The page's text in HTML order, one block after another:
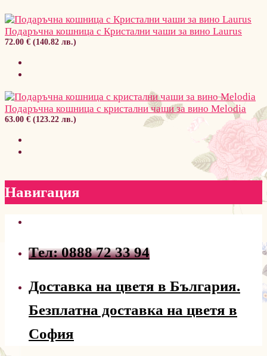
Подаръчна кошница с Кристални чаши за вино Laurus
72.00 € (140.82 лв.)
Подаръчна кошница с кристални чаши за вино Melodia
63.00 € (123.22 лв.)
Навигация
Тел: 0888 72 33 94
Доставка на цветя в България.
Безплатна доставка на цветя в
София